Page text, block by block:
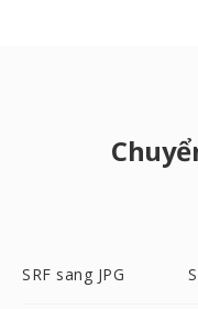
SRF sang JPG